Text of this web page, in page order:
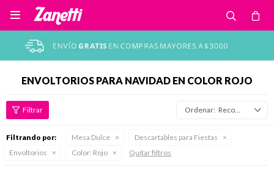

ENVOLTORIOS PARA NAVIDAD EN COLOR ROJO
Recomendados
Filtrando por: Mesa Dulce
Descartables para Fiestas
Envoltorios
Color: Rojo Quitar filtros